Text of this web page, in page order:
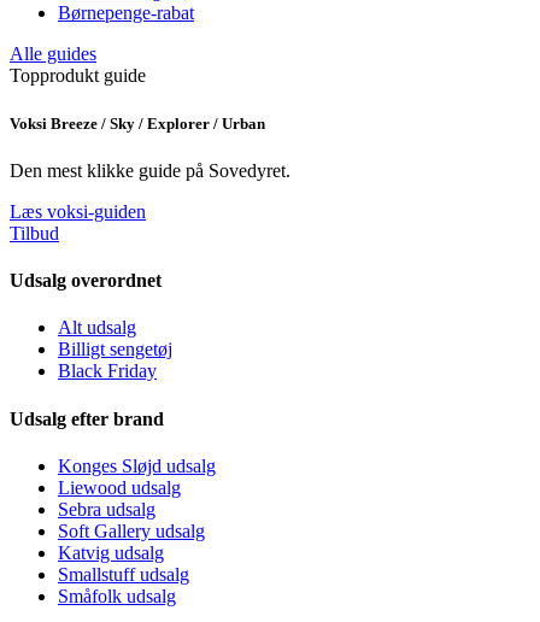
Børnepenge-rabat
Alle guides
Topprodukt guide
Voksi Breeze / Sky / Explorer / Urban
Den mest klikke guide på Sovedyret.
Læs voksi-guiden
Tilbud
Udsalg overordnet
Alt udsalg
Billigt sengetøj
Black Friday
Udsalg efter brand
Konges Sløjd udsalg
Liewood udsalg
Sebra udsalg
Soft Gallery udsalg
Katvig udsalg
Smallstuff udsalg
Småfolk udsalg